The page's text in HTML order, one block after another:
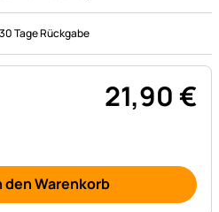
30 Tage Rückgabe
21,90€
den Warenkorb